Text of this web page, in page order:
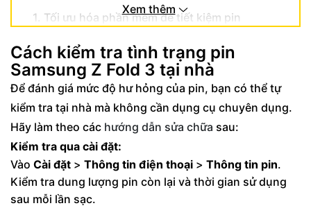
1. Tối ưu hóa phần mềm để tiết kiệm pin
Samsung Z Fold 3 lỗi pin
Nhận biết dấu hiệu Samsung Z Fold 3 bị lỗi pin
Pin Samsung Z Fold 3 lỗi do đâu?
Cách kéo dài tuổi thọ pin Samsung Z Fold 3
Khi nào nên mang Samsung Z Fold 3 đến
trung tâm sửa chữa?
Xem thêm
Cách kiểm tra tình trạng pin
Samsung Z Fold 3 tại nhà
Để đánh giá mức độ hư hỏng của pin, bạn có thể tự
kiểm tra tại nhà mà không cần dụng cụ chuyên dụng.
Hãy làm theo các hướng dẫn sửa chữa sau:
Kiểm tra qua cài đặt:
Vào Cài đặt > Thông tin điện thoại > Thông tin pin.
Kiểm tra dung lượng pin còn lại và thời gian sử dụng
sau mỗi lần sạc.